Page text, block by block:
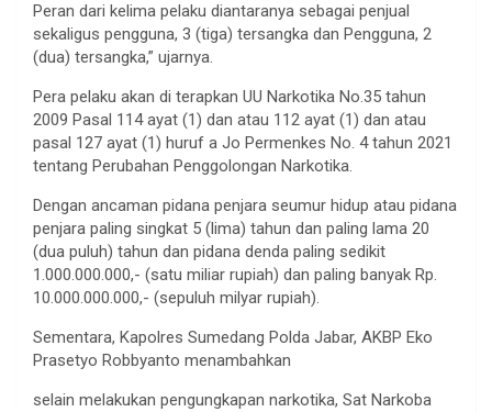
Peran dari kelima pelaku diantaranya sebagai penjual
sekaligus pengguna, 3 (tiga) tersangka dan Pengguna, 2
(dua) tersangka,” ujarnya.
Pera pelaku akan di terapkan UU Narkotika No.35 tahun
2009 Pasal 114 ayat (1) dan atau 112 ayat (1) dan atau
pasal 127 ayat (1) huruf a Jo Permenkes No. 4 tahun 2021
tentang Perubahan Penggolongan Narkotika.
Dengan ancaman pidana penjara seumur hidup atau pidana
penjara paling singkat 5 (lima) tahun dan paling lama 20
(dua puluh) tahun dan pidana denda paling sedikit
1.000.000.000,- (satu miliar rupiah) dan paling banyak Rp.
10.000.000.000,- (sepuluh milyar rupiah).
Sementara, Kapolres Sumedang Polda Jabar, AKBP Eko
Prasetyo Robbyanto menambahkan
selain melakukan pengungkapan narkotika, Sat Narkoba